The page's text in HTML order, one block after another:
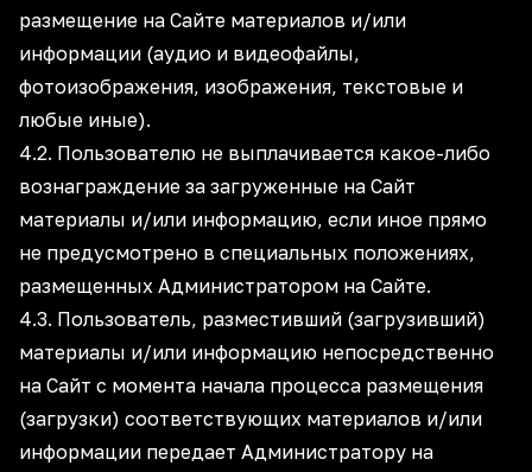
размещение на Сайте материалов и/или
информации (аудио и видеофайлы,
фотоизображения, изображения, текстовые и
любые иные).
4.2. Пользователю не выплачивается какое-либо
вознаграждение за загруженные на Сайт
материалы и/или информацию, если иное прямо
не предусмотрено в специальных положениях,
размещенных Администратором на Сайте.
4.3. Пользователь, разместивший (загрузивший)
материалы и/или информацию непосредственно
на Сайт с момента начала процесса размещения
(загрузки) соответствующих материалов и/или
информации передает Администратору на